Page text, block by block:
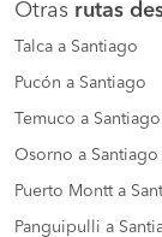
Otras rutas
Talca a Santiago
Pucón a Santiago
Temuco a Santiago
Osorno a Santiago
Puerto Montt a
Panguipulli a